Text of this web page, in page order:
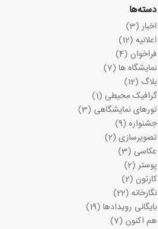
دسته‌ها
اخبار(3)
اعلانیه (12)
فراخوان (4)
نمایشگاه ها (7)
بلاگ (12)
گرافیک محیطی (1)
تورهای نمایشگاهی (3)
جشنواره (9)
تصویرسازی (2)
عکاسی (3)
پوستر(2)
کارتون (2)
نگارخانه (22)
بایگانی رویدادها (19)
هم اکنون (7)